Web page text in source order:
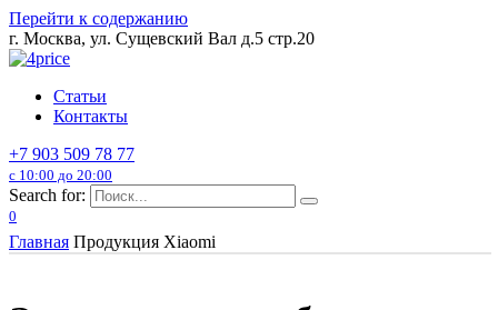
Перейти к содержанию
г. Москва, ул. Сущевский Вал д.5 стр.20
Статьи
Контакты
+7 903 509 78 77
с 10:00 до 20:00
Search for:
0
Главная Продукция Xiaomi